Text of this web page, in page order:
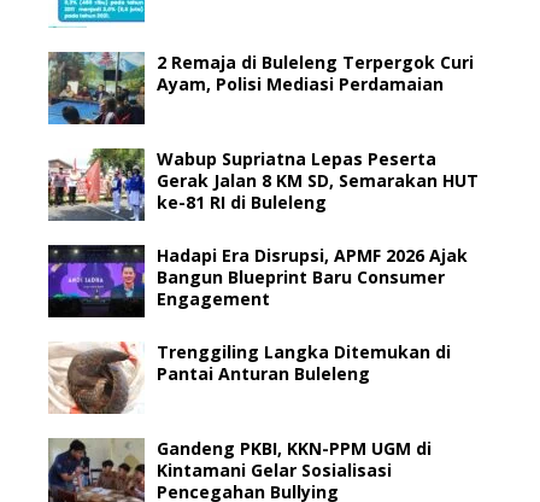
2 Remaja di Buleleng Terpergok Curi
Ayam, Polisi Mediasi Perdamaian
Wabup Supriatna Lepas Peserta
Gerak Jalan 8 KM SD, Semarakan HUT
ke-81 RI di Buleleng
Hadapi Era Disrupsi, APMF 2026 Ajak
Bangun Blueprint Baru Consumer
Engagement
Trenggiling Langka Ditemukan di
Pantai Anturan Buleleng
Gandeng PKBI, KKN-PPM UGM di
Kintamani Gelar Sosialisasi
Pencegahan Bullying